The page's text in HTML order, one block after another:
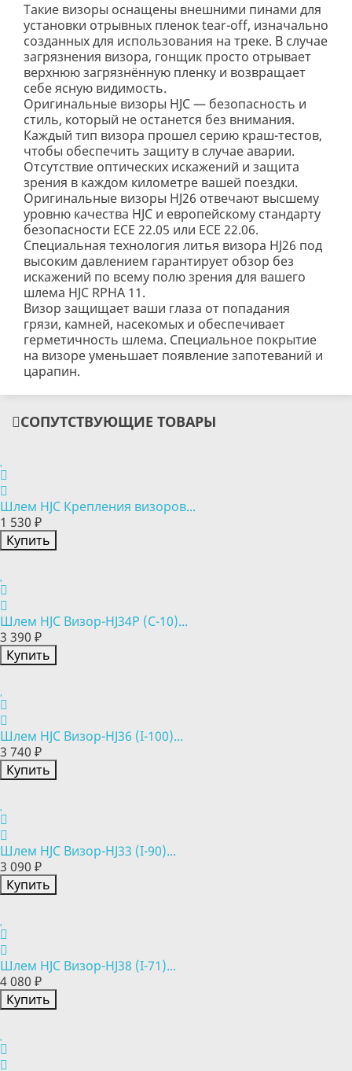
Такие визоры оснащены внешними пинами для
установки отрывных пленок tear-off, изначально
созданных для использования на треке. В случае
загрязнения визора, гонщик просто отрывает
верхнюю загрязнённую пленку и возвращает
себе ясную видимость.
Оригинальные визоры HJC — безопасность и
стиль, который не останется без внимания.
Каждый тип визора прошел серию краш-тестов,
чтобы обеспечить защиту в случае аварии.
Отсутствие оптических искажений и защита
зрения в каждом километре вашей поездки.
Оригинальные визоры HJ26 отвечают высшему
уровню качества HJC и европейскому стандарту
безопасности ECE 22.05 или ECE 22.06.
Специальная технология литья визора HJ26 под
высоким давлением гарантирует обзор без
искажений по всему полю зрения для вашего
шлема HJC RPHA 11.
Визор защищает ваши глаза от попадания
грязи, камней, насекомых и обеспечивает
герметичность шлема. Специальное покрытие
на визоре уменьшает появление запотеваний и
царапин.
СОПУТСТВУЮЩИЕ ТОВАРЫ
Шлем HJC Крепления визоров...
1 530 ₽
Купить
Шлем HJC Визор-HJ34P (C-10)...
3 390 ₽
Купить
Шлем HJC Визор-HJ36 (I-100)...
3 740 ₽
Купить
Шлем HJC Визор-HJ33 (I-90)...
3 090 ₽
Купить
Шлем HJC Визор-HJ38 (I-71)...
4 080 ₽
Купить